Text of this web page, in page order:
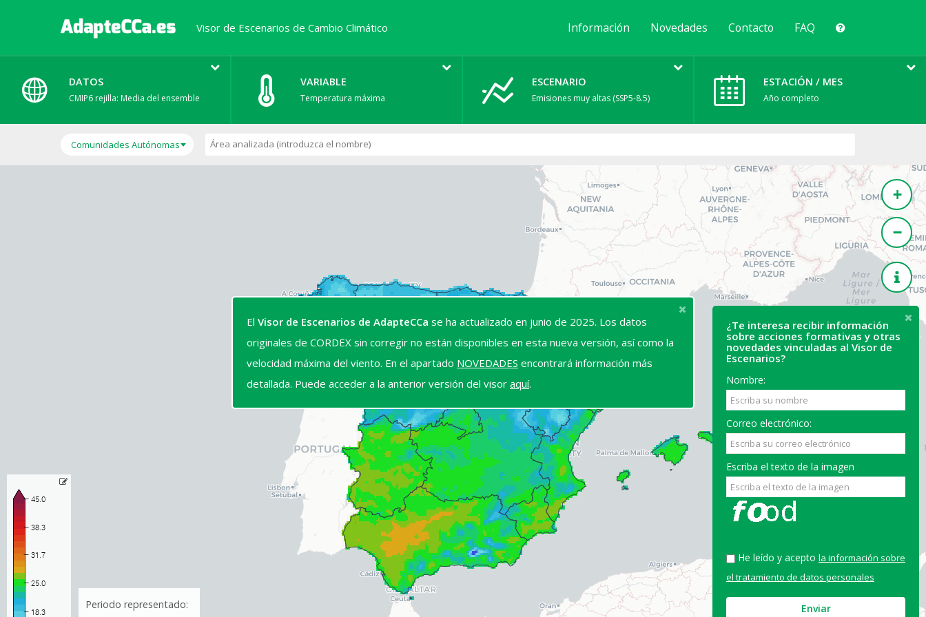
Visor de Escenarios de Cambio Climático Información Novedades Contacto FAQ
DATOS
CMIP6 rejilla: Media del ensemble
VARIABLE
Temperatura máxima
ESCENARIO
Emisiones muy altas (SSP5-8.5)
ESTACIÓN / MES
Año completo
Comunidades Autónomas
+
−
Periodo representado:
¿Te interesa recibir información
sobre acciones formativas y otras
novedades vinculadas al Visor de
Escenarios?
Nombre:
Correo electrónico:
Escriba el texto de la imagen
He leído y acepto la información sobre
el tratamiento de datos personales
Enviar
El Visor de Escenarios de AdapteCCa se ha actualizado en junio de 2025. Los datos
originales de CORDEX sin corregir no están disponibles en esta nueva versión, así como la
velocidad máxima del viento. En el apartado NOVEDADES encontrará información más
detallada. Puede acceder a la anterior versión del visor aquí.